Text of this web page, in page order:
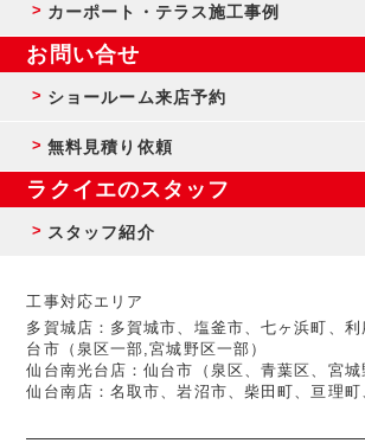
カーポート・テラス施工事例
お問い合せ
ショールーム来店予約
無料見積り依頼
ラクイエのスタッフ
スタッフ紹介
工事対応エリア
多賀城店：多賀城市、塩釜市、七ヶ浜町、
台市（泉区一部,宮城野区一部）
仙台南光台店：仙台市（泉区、青葉区、宮城
仙台南店：名取市、岩沼市、柴田町、亘理町